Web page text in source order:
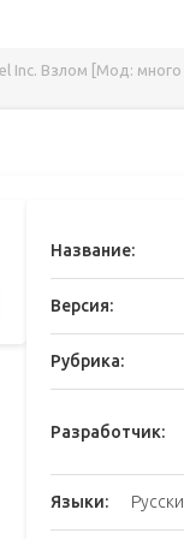
Inc. Взлом [Мод:
Название:
Версия:
Рубрика:
Разработчик:
Языки: